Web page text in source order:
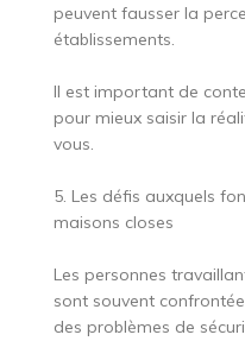
peuvent fausser la
établissements.
Il est important de
pour mieux saisir la
vous.
5. Les défis auxquels
maisons closes
Les personnes
sont souvent
des problèmes de